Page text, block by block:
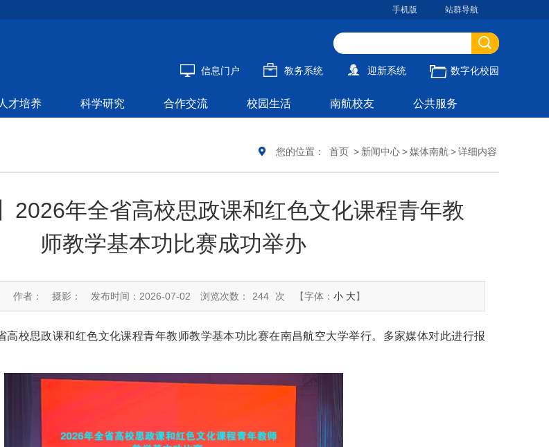
手机版 站群导航
信息门户 教务系统 迎新系统 数字化校园
人才培养 科学研究 合作交流 校园生活 南航校友 公共服务
您的位置： 首页 > 新闻中心>媒体南航 >详细内容
2026年全省高校思政课和红色文化课程青年教
师教学基本功比赛成功举办
作者： 摄影： 发布时间：2026-07-02 浏览次数： 244 次 【字体： 小 大】
高校思政课和红色文化课程青年教师教学基本功比赛在南昌航空大学举行。多家媒体对此进行报